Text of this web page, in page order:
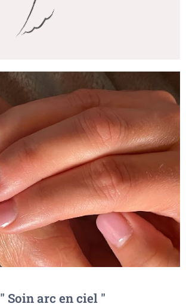
" Soin arc en ciel "